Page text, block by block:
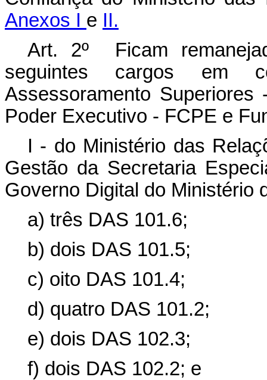
Anexos I e II.
Art. 2º Ficam
seguintes cargos em
Assessoramento
Poder Executivo - FCPE e
I - do Ministério das
Gestão da Secretaria
Governo Digital do Ministério
a) três DAS 101.6;
b) dois DAS 101.5;
c) oito DAS 101.4;
d) quatro DAS 101.2;
e) dois DAS 102.3;
f) dois DAS 102.2; e